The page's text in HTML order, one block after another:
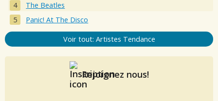
The Beatles
Panic! At The Disco
Voir tout: Artistes Tendance
Rejoignez nous!